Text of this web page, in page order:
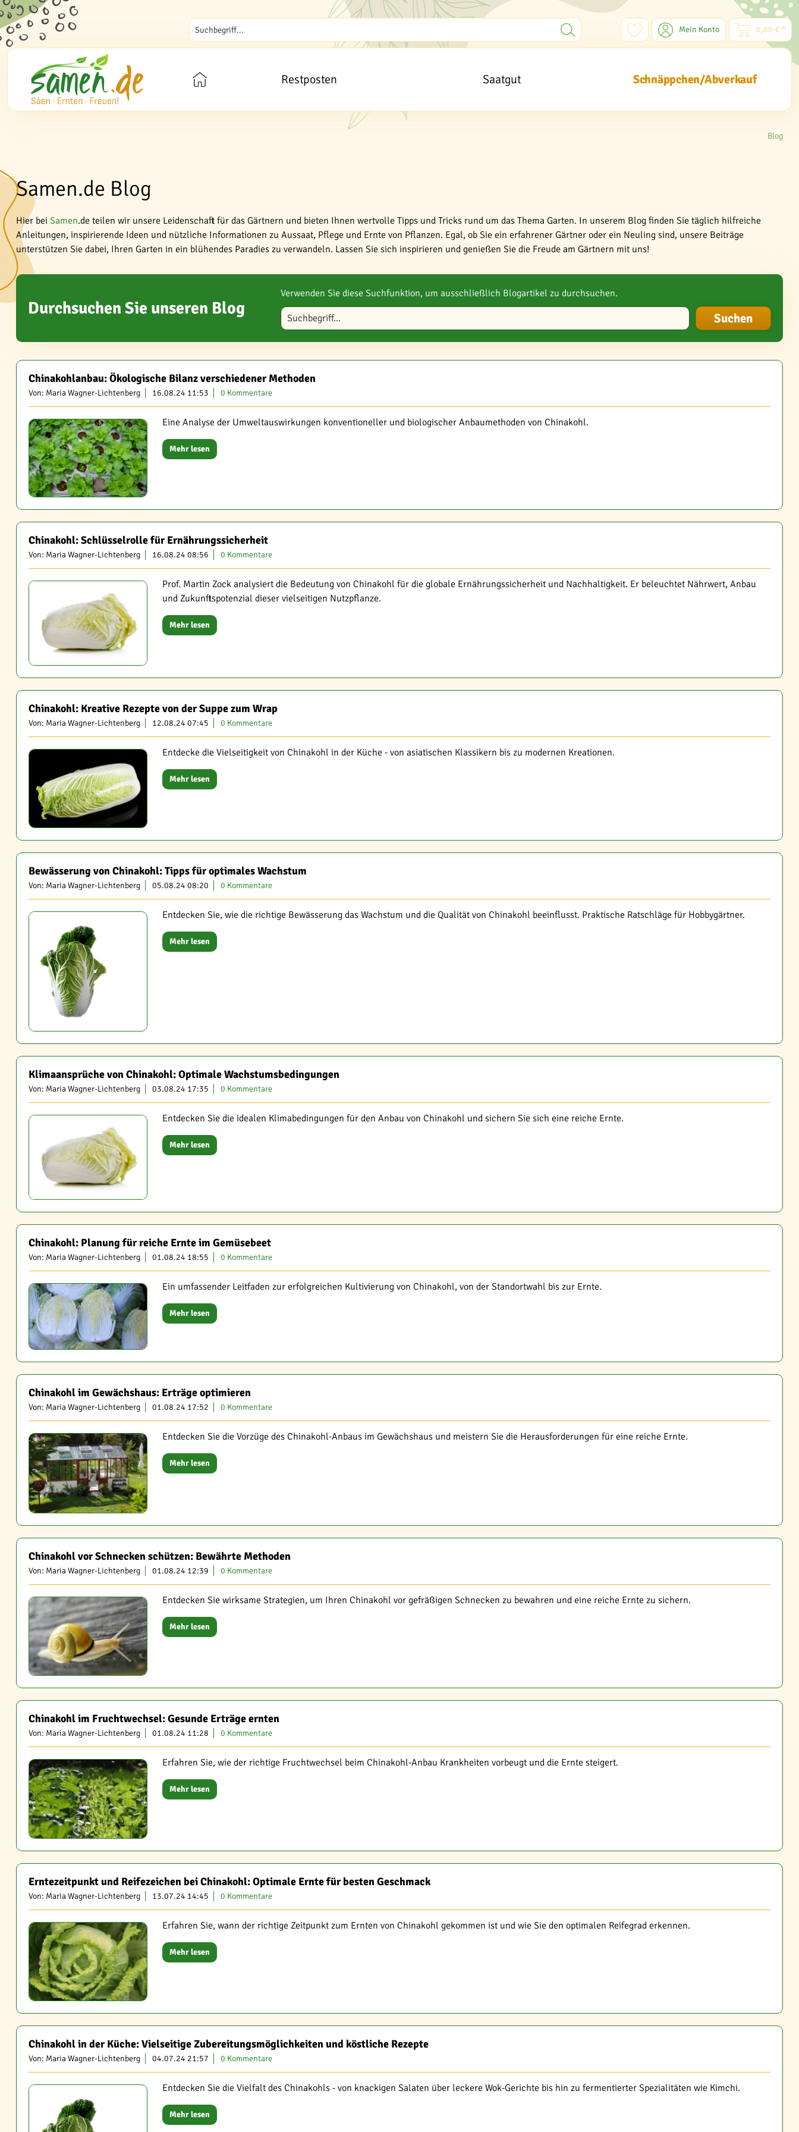
Mein Konto 0,00 € *
Restposten Saatgut Schnäppchen/Abverkauf
Blog
Samen.de Blog
Hier bei Samen.de teilen wir unsere Leidenschaft für das Gärtnern und bieten Ihnen wertvolle Tipps und Tricks rund um das Thema Garten. In unserem Blog finden Sie täglich hilfreiche
Anleitungen, inspirierende Ideen und nützliche Informationen zu Aussaat, Pflege und Ernte von Pflanzen. Egal, ob Sie ein erfahrener Gärtner oder ein Neuling sind, unsere Beiträge
unterstützen Sie dabei, Ihren Garten in ein blühendes Paradies zu verwandeln. Lassen Sie sich inspirieren und genießen Sie die Freude am Gärtnern mit uns!
Durchsuchen Sie unseren Blog
Verwenden Sie diese Suchfunktion, um ausschließlich Blogartikel zu durchsuchen.
Blog durchsuchen
Chinakohlanbau: Ökologische Bilanz verschiedener Methoden
Von: Maria Wagner-Lichtenberg 16.08.24 11:53 0 Kommentare
Eine Analyse der Umweltauswirkungen konventioneller und biologischer Anbaumethoden von Chinakohl.
Mehr lesen
Chinakohl: Schlüsselrolle für Ernährungssicherheit
Von: Maria Wagner-Lichtenberg 16.08.24 08:56 0 Kommentare
Prof. Martin Zock analysiert die Bedeutung von Chinakohl für die globale Ernährungssicherheit und Nachhaltigkeit. Er beleuchtet Nährwert, Anbau
und Zukunftspotenzial dieser vielseitigen Nutzpflanze.
Mehr lesen
Chinakohl: Kreative Rezepte von der Suppe zum Wrap
Von: Maria Wagner-Lichtenberg 12.08.24 07:45 0 Kommentare
Entdecke die Vielseitigkeit von Chinakohl in der Küche - von asiatischen Klassikern bis zu modernen Kreationen.
Mehr lesen
Bewässerung von Chinakohl: Tipps für optimales Wachstum
Von: Maria Wagner-Lichtenberg 05.08.24 08:20 0 Kommentare
Entdecken Sie, wie die richtige Bewässerung das Wachstum und die Qualität von Chinakohl beeinflusst. Praktische Ratschläge für Hobbygärtner.
Mehr lesen
Klimaansprüche von Chinakohl: Optimale Wachstumsbedingungen
Von: Maria Wagner-Lichtenberg 03.08.24 17:35 0 Kommentare
Entdecken Sie die idealen Klimabedingungen für den Anbau von Chinakohl und sichern Sie sich eine reiche Ernte.
Mehr lesen
Chinakohl: Planung für reiche Ernte im Gemüsebeet
Von: Maria Wagner-Lichtenberg 01.08.24 18:55 0 Kommentare
Ein umfassender Leitfaden zur erfolgreichen Kultivierung von Chinakohl, von der Standortwahl bis zur Ernte.
Mehr lesen
Chinakohl im Gewächshaus: Erträge optimieren
Von: Maria Wagner-Lichtenberg 01.08.24 17:52 0 Kommentare
Entdecken Sie die Vorzüge des Chinakohl-Anbaus im Gewächshaus und meistern Sie die Herausforderungen für eine reiche Ernte.
Mehr lesen
Chinakohl vor Schnecken schützen: Bewährte Methoden
Von: Maria Wagner-Lichtenberg 01.08.24 12:39 0 Kommentare
Entdecken Sie wirksame Strategien, um Ihren Chinakohl vor gefräßigen Schnecken zu bewahren und eine reiche Ernte zu sichern.
Mehr lesen
Chinakohl im Fruchtwechsel: Gesunde Erträge ernten
Von: Maria Wagner-Lichtenberg 01.08.24 11:28 0 Kommentare
Erfahren Sie, wie der richtige Fruchtwechsel beim Chinakohl-Anbau Krankheiten vorbeugt und die Ernte steigert.
Mehr lesen
Erntezeitpunkt und Reifezeichen bei Chinakohl: Optimale Ernte für besten Geschmack
Von: Maria Wagner-Lichtenberg 13.07.24 14:45 0 Kommentare
Erfahren Sie, wann der richtige Zeitpunkt zum Ernten von Chinakohl gekommen ist und wie Sie den optimalen Reifegrad erkennen.
Mehr lesen
Chinakohl in der Küche: Vielseitige Zubereitungsmöglichkeiten und köstliche Rezepte
Von: Maria Wagner-Lichtenberg 04.07.24 21:57 0 Kommentare
Entdecken Sie die Vielfalt des Chinakohls - von knackigen Salaten über leckere Wok-Gerichte bis hin zu fermentierter Spezialitäten wie Kimchi.
Mehr lesen